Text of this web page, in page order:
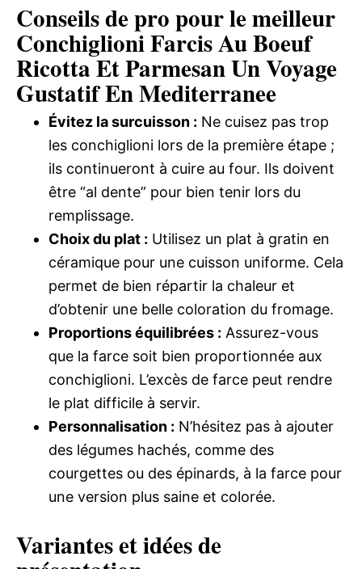
Conseils de pro pour le meilleur
Conchiglioni Farcis Au Boeuf
Ricotta Et Parmesan Un Voyage
Gustatif En Mediterranee
Évitez la surcuisson : Ne cuisez pas trop
les conchiglioni lors de la première étape ;
ils continueront à cuire au four. Ils doivent
être “al dente” pour bien tenir lors du
remplissage.
Choix du plat : Utilisez un plat à gratin en
céramique pour une cuisson uniforme. Cela
permet de bien répartir la chaleur et
d’obtenir une belle coloration du fromage.
Proportions équilibrées : Assurez-vous
que la farce soit bien proportionnée aux
conchiglioni. L’excès de farce peut rendre
le plat difficile à servir.
Personnalisation : N’hésitez pas à ajouter
des légumes hachés, comme des
courgettes ou des épinards, à la farce pour
une version plus saine et colorée.
Variantes et idées de